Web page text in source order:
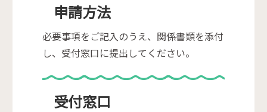
申請方法
必要事項をご記入のうえ、関係書類を添付
し、受付窓口に提出してください。
受付窓口